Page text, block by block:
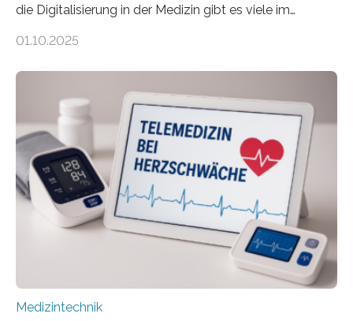
die Digitalisierung in der Medizin gibt es viele im
seriösen und wissenschaftlich abgesicherten Inhalten?
Forscherinnen der Technischen Universität Dresden
(TUD) richtet sich das Portal sowohl an Patientinnen
und Patienten, aber ebenso an medizinisches
Fachpersonal. Für all diese Zielgruppen bietet sie
speziell zugeschnittene Informationen, um deren
digitale Gesundheitskompetenz zu steigern. MiHUBx ist
01.10.2025
Medizintechnik